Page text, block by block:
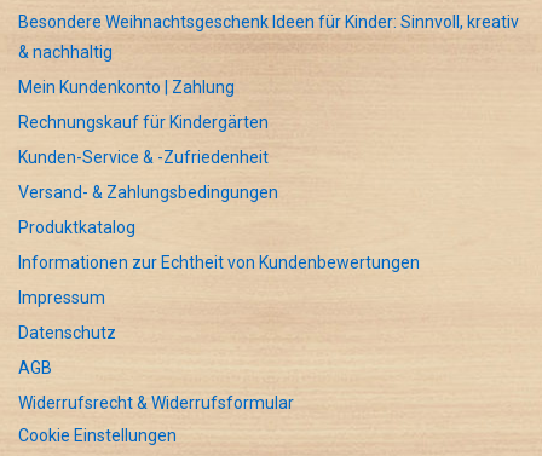
Besondere Weihnachtsgeschenk Ideen für Kinder: Sinnvoll, kreativ
& nachhaltig
Mein Kundenkonto | Zahlung
Rechnungskauf für Kindergärten
Kunden-Service & -Zufriedenheit
Versand- & Zahlungsbedingungen
Produktkatalog
Informationen zur Echtheit von Kundenbewertungen
Impressum
Datenschutz
AGB
Widerrufsrecht & Widerrufsformular
Cookie Einstellungen